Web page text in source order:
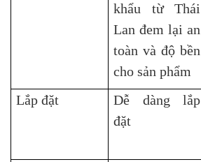
khẩu từ Thái
Lan đem lại an
toàn và độ bền
cho sản phẩm
Lắp đặt
Dễ dàng lắp
đặt